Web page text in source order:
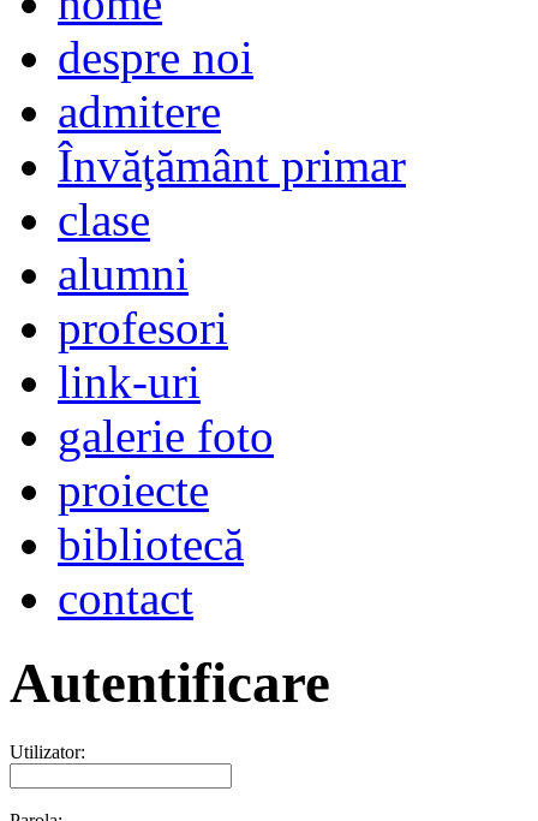
despre noi
admitere
Învăţământ primar
clase
alumni
profesori
link-uri
galerie foto
proiecte
bibliotecă
contact
Autentificare
Utilizator: